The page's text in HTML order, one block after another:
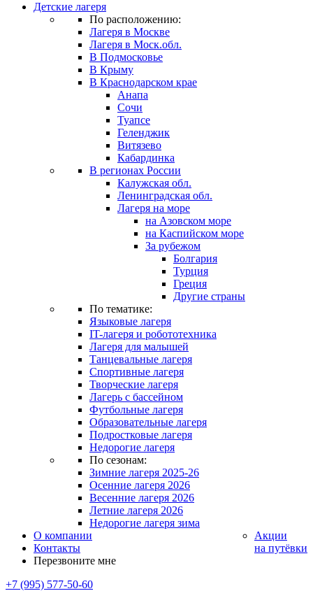
Детские лагеря
По расположению:
Лагеря в Москве
Лагеря в Моск.обл.
В Подмосковье
В Крыму
В Краснодарском крае
Анапа
Сочи
Туапсе
Геленджик
Витязево
Кабардинка
В регионах России
Калужская обл.
Ленинградская обл.
Лагеря на море
на Азовском море
на Каспийском море
За рубежом
Болгария
Турция
Греция
Другие страны
По тематике:
Языковые лагеря
IT-лагеря и робототехника
Лагеря для малышей
Танцевальные лагеря
Спортивные лагеря
Творческие лагеря
Лагерь с бассейном
Футбольные лагеря
Образовательные лагеря
Подростковые лагеря
Недорогие лагеря
По сезонам:
Зимние лагеря 2025-26
Осенние лагеря 2026
Весенние лагеря 2026
Летние лагеря 2026
Недорогие лагеря зима
Акции
на путёвки
О компании
Контакты
Перезвоните мне
+7 (995) 577-50-60